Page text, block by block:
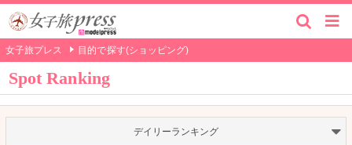
女子旅プレス 目的で探す(ショッピング)
Spot Ranking
デイリーランキング